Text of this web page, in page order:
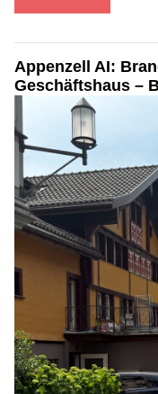
Appenzell AI:
Geschäftshaus –